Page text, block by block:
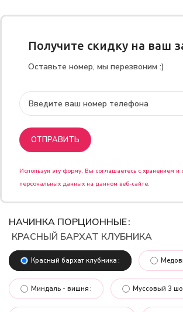
Получите скидку на ваш
Оставьте номер, мы перезвоним :)
Используя эту форму, Вы соглашаетесь с хранением и
персональных данных на данном веб-сайте.
НАЧИНКА ПОРЦИОННЫЕ
КРАСНЫЙ БАРХАТ КЛУБНИКА
Красный бархат клубника
Миндаль - вишня Муссовый 3